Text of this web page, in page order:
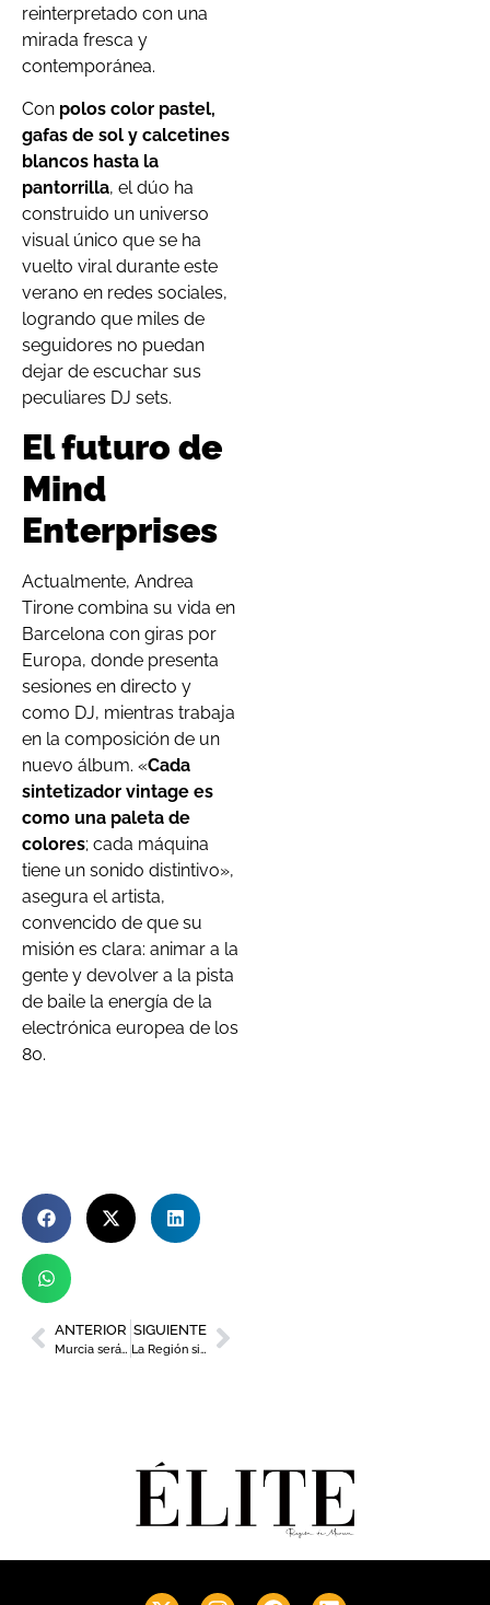
reinterpretado con una
mirada fresca y
contemporánea.
Con polos color pastel,
gafas de sol y calcetines
blancos hasta la
pantorrilla, el dúo ha
construido un universo
visual único que se ha
vuelto viral durante este
verano en redes sociales,
logrando que miles de
seguidores no puedan
dejar de escuchar sus
peculiares DJ sets.
El futuro de
Mind
Enterprises
Actualmente, Andrea
Tirone combina su vida en
Barcelona con giras por
Europa, donde presenta
sesiones en directo y
como DJ, mientras trabaja
en la composición de un
nuevo álbum. «Cada
sintetizador vintage es
como una paleta de
colores; cada máquina
tiene un sonido distintivo»,
asegura el artista,
convencido de que su
misión es clara: animar a la
gente y devolver a la pista
de baile la energía de la
electrónica europea de los
80.
ANTERIOR
Murcia será núcleo de la economía social europea
SIGUIENTE
La Región sigue consolidando su papel como enclave para la recuperación de la tortuga boba